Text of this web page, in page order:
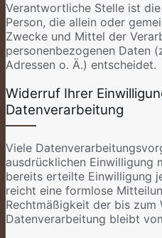
Verantwortliche Stelle ist
Person, die allein oder
Zwecke und Mittel der
personenbezogenen Daten
Adressen o. Ä.) entscheidet.
Widerruf Ihrer
Datenverarbeitung
Viele
ausdrücklichen Einwilligung
bereits erteilte Einwilligung
reicht eine formlose
Rechtmäßigkeit der bis
Datenverarbeitung bleibt